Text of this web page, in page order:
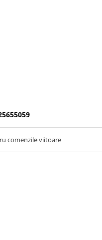
comenzile viitoare